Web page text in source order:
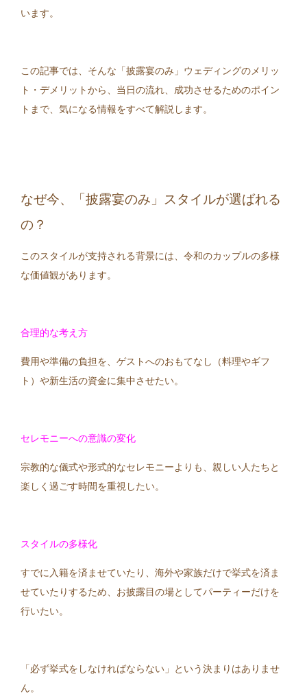
います。
この記事では、そんな「披露宴のみ」ウェディングのメリッ
ト・デメリットから、当日の流れ、成功させるためのポイン
トまで、気になる情報をすべて解説します。
なぜ今、「披露宴のみ」スタイルが選ばれる
の？
このスタイルが支持される背景には、令和のカップルの多様
な価値観があります。
合理的な考え方
費用や準備の負担を、ゲストへのおもてなし（料理やギフ
ト）や新生活の資金に集中させたい。
セレモニーへの意識の変化
宗教的な儀式や形式的なセレモニーよりも、親しい人たちと
楽しく過ごす時間を重視したい。
スタイルの多様化
すでに入籍を済ませていたり、海外や家族だけで挙式を済ま
せていたりするため、お披露目の場としてパーティーだけを
行いたい。
「必ず挙式をしなければならない」という決まりはありませ
ん。